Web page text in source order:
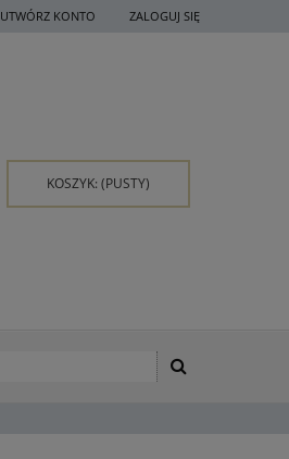
UTWÓRZ KONTO ZALOGUJ SIĘ
KOSZYK: (PUSTY)